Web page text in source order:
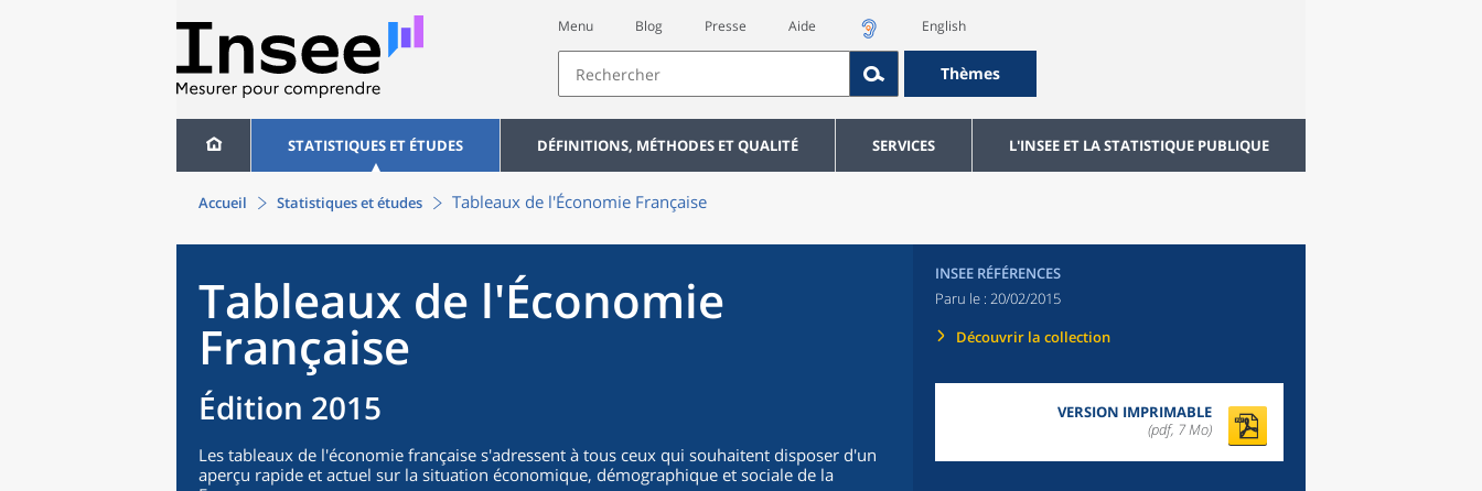
Menu Blog Presse Aide English
Thèmes
STATISTIQUES ET ÉTUDES DÉFINITIONS, MÉTHODES ET QUALITÉ SERVICES L'INSEE ET LA STATISTIQUE PUBLIQUE
Accueil Statistiques et études Tableaux de l'Économie Française
Tableaux de l'Économie
Française
Édition 2015
Les tableaux de l'économie française s'adressent à tous ceux qui souhaitent disposer d'un
aperçu rapide et actuel sur la situation économique, démographique et sociale de la
INSEE RÉFÉRENCES
Paru le : 20/02/2015
Découvrir la collection
VERSION IMPRIMABLE
(pdf, 7 Mo)